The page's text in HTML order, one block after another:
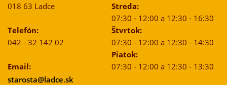
018 63 Ladce
Telefón:
042 - 32 142 02
Email:
starosta@ladce.sk
Streda:
07:30 - 12:00 a 12:30 - 16:30
Štvrtok:
07:30 - 12:00 a 12:30 - 14:30
Piatok:
07:30 - 12:00 a 12:30 - 13:30